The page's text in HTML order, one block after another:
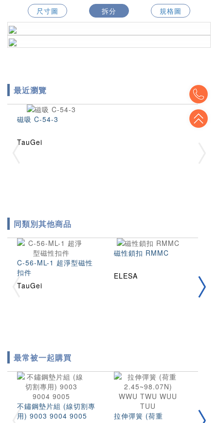
尺寸圖 拆分 規格圖
最近瀏覽
磁吸 C-54-3
TauGei
同類別其他商品
C-56-ML-1 超淨型磁性
扣件
TauGei
磁性鎖扣 RMMC
ELESA
最常被一起購買
不鏽鋼墊片組 (線切割專
用) 9003 9004 9005
拉伸彈簧 (荷重